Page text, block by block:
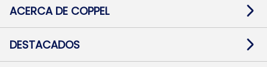
Baja contratos
Defensa al consumidor CABA
ACERCA DE COPPEL
Trabajá con Nosotros
Preguntas Frecuentes
DESTACADOS